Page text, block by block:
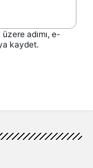
adımı, e-
kaydet.